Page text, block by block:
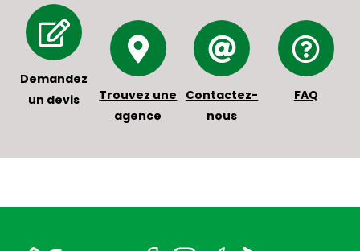
Demandez
un devis
Trouvez une
agence
Contactez-
nous
FAQ